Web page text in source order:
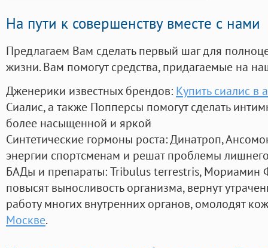
На пути к совершенству вместе с нами
Предлагаем Вам сделать первый шаг для
жизни. Вам помогут средства, придагаемые на
Дженерики известных брендов: Купить сиалис в
Сиалис, а также Попперсы помогут сделать
более насыщенной и яркой
Синтетические гормоны роста: Динатроп,
энергии спортсменам и решат проблемы
БАДы и препараты:Tribulus terrestris, Мориамин
повысят выносливость организма, вернут
работу многих внутренних органов, омолодят
Москве.